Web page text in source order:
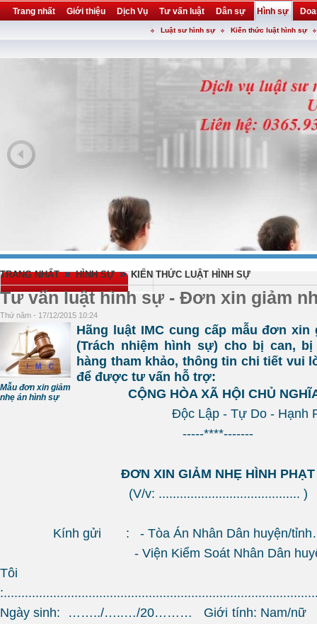
Trang nhất Giới thiệu Dịch Vụ Tư vấn luật Dân sự Hình sự
utilityLuật sư hình sự Kiến thức luật hình sự
TRANG NHẤT » HÌNH SỰ » KIẾN THỨC LUẬT HÌNH SỰ
Tư vấn luật hình sự - Đơn xin giảm
Thứ năm - 17/12/2015 10:24
Mẫu đơn xin giảm
nhẹ án hình sự
Hãng luật IMC cung cấp mẫu đơn xin
(Trách nhiệm hình sự) cho bị can,
hàng tham khảo, thông tin chi tiết vui
để được tư vấn hỗ trợ:
CỘNG HÒA XÃ HỘI CHỦ
Độc Lập - Tự Do - Hạnh
-----****-------
ĐƠN XIN GIẢM NHẸ HÌNH PHẠT
(V/v: ........................................ )
Kính gửi : - Tòa Án Nhân Dân huyện/
- Viện Kiểm Soát Nhân Dân
Tôi
Ngày sinh: ……../…..…/20……… Giới tính: Nam/